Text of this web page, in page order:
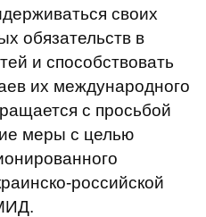
своих
обязательств в
и способствовать
их международного
с просьбой
меры с целью
российской